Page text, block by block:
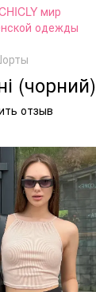
(чорний)
отзыв